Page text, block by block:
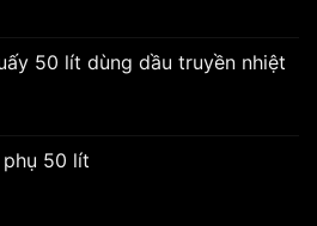
50 lít dùng dầu truyền nhiệt
phụ 50 lít